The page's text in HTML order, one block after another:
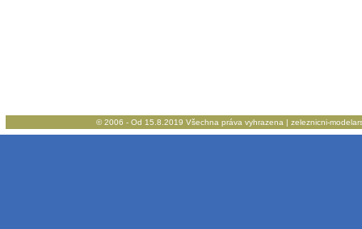
© 2006 - Od 15.8.2019 Všechna práva vyhrazena | zeleznicni-